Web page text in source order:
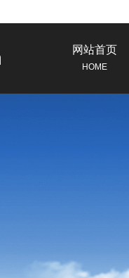
网站首页
HOME